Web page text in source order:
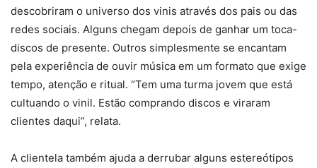
descobriram o universo dos vinis através dos pais ou das
redes sociais. Alguns chegam depois de ganhar um toca-
discos de presente. Outros simplesmente se encantam
pela experiência de ouvir música em um formato que exige
tempo, atenção e ritual. “Tem uma turma jovem que está
cultuando o vinil. Estão comprando discos e viraram
clientes daqui”, relata.
A clientela também ajuda a derrubar alguns estereótipos